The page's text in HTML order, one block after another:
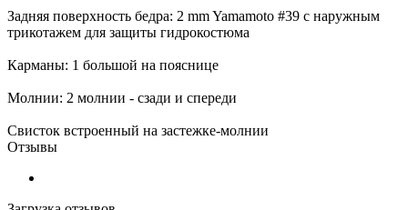
Задняя поверхность бедра: 2 mm Yamamoto #39 с наружным
трикотажем для защиты гидрокостюма
Карманы: 1 большой на пояснице
Молнии: 2 молнии - сзади и спереди
Свисток встроенный на застежке-молнии
Отзывы